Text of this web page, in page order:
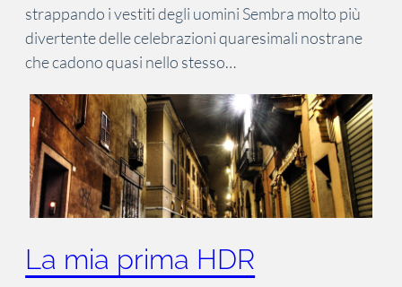
strappando i vestiti degli uomini Sembra molto più
divertente delle celebrazioni quaresimali nostrane
che cadono quasi nello stesso…
La mia prima HDR